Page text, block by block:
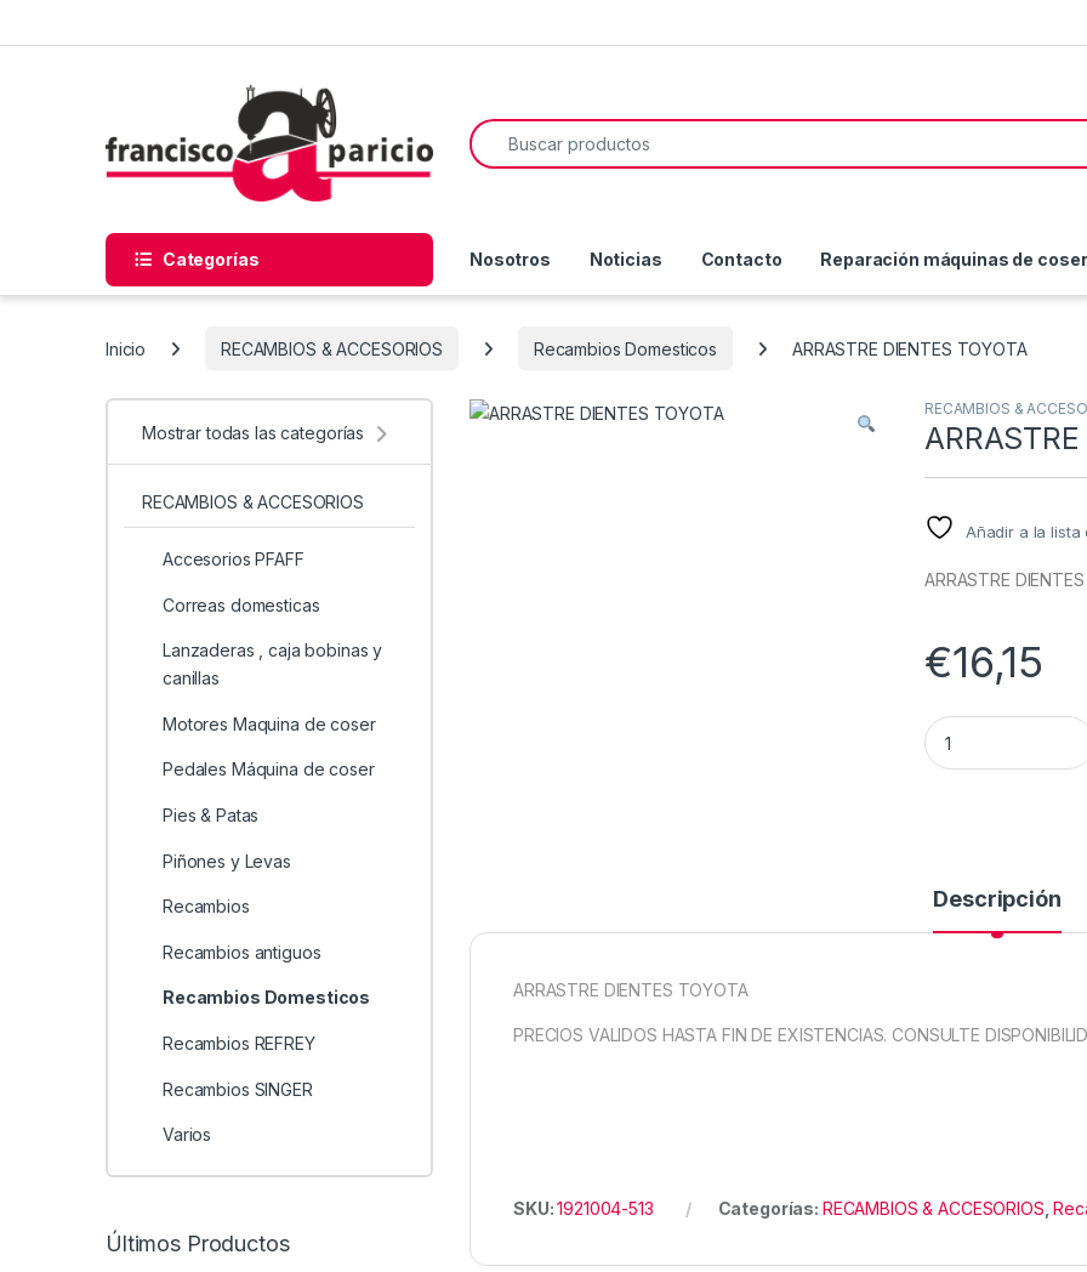
Search for:
Categorías Nosotros Noticias Contacto Reparación máquinas de
Inicio RECAMBIOS & ACCESORIOS Recambios Domesticos ARRASTRE DIENTES TOYOTA
RECAMBIOS &
Añadir a la lista
ARRASTRE
€16,15
ARRASTRE
Descripción
ARRASTRE DIENTES TOYOTA
PRECIOS VALIDOS HASTA FIN DE EXISTENCIAS. CONSULTE
SKU:1921004-513 Categorías: RECAMBIOS & ACCESORIOS ,
Mostrar todas las categorías
RECAMBIOS & ACCESORIOS
Accesorios PFAFF
Correas domesticas
Lanzaderas , caja bobinas y
canillas
Motores Maquina de coser
Pedales Máquina de coser
Pies & Patas
Piñones y Levas
Recambios
Recambios antiguos
Recambios Domesticos
Recambios REFREY
Recambios SINGER
Varios
Últimos Productos